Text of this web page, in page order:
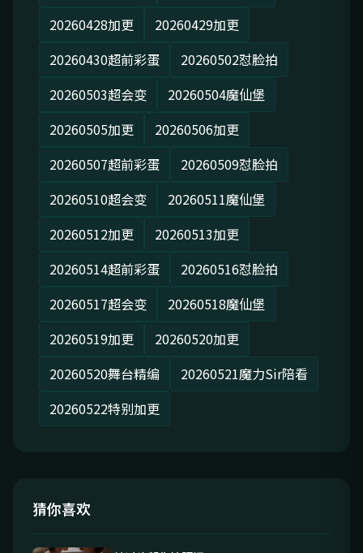
20260428加更
20260429加更
20260430超前彩蛋
20260502怼脸拍
20260503超会变
20260504魔仙堡
20260505加更
20260506加更
20260507超前彩蛋
20260509怼脸拍
20260510超会变
20260511魔仙堡
20260512加更
20260513加更
20260514超前彩蛋
20260516怼脸拍
20260517超会变
20260518魔仙堡
20260519加更
20260520加更
20260520舞台精编
20260521魔力Sir陪看
20260522特别加更
猜你喜欢